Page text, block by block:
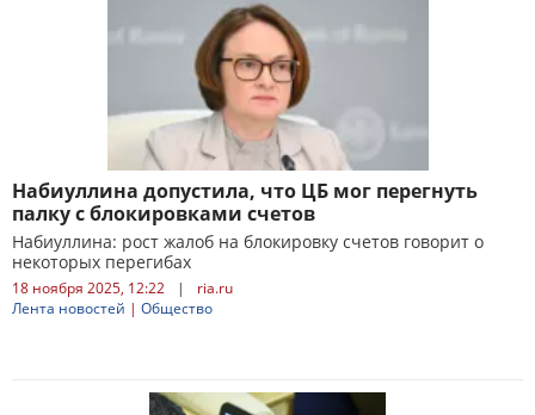
Набиуллина допустила, что ЦБ мог перегнуть
палку с блокировками счетов
Набиуллина: рост жалоб на блокировку счетов говорит о
некоторых перегибах
18 ноября 2025, 12:22 |
ria.ru
Лента новостей | Общество